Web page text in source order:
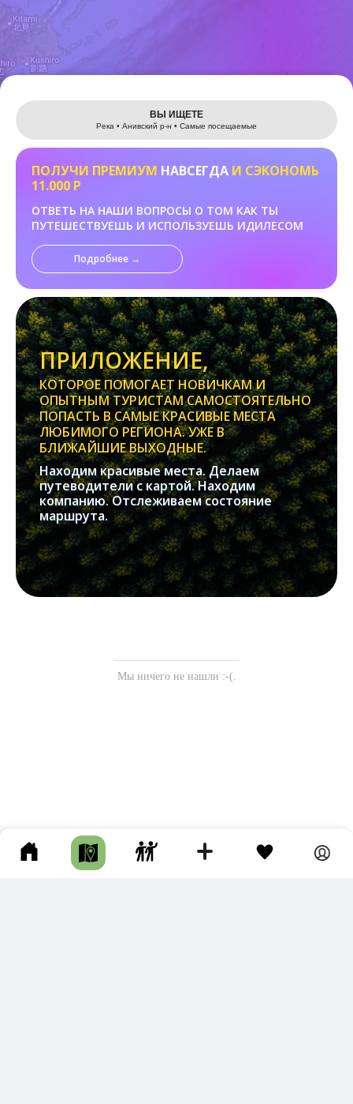
Leaflet
ВЫ ИЩЕТЕ
Река • Анивский р-н • Самые посещаемые
ПОЛУЧИ ПРЕМИУМ НАВСЕГДА И СЭКОНОМЬ
11.000 Р
ОТВЕТЬ НА НАШИ ВОПРОСЫ О ТОМ КАК ТЫ
ПУТЕШЕСТВУЕШЬ И ИСПОЛЬЗУЕШЬ ИДИЛЕСОМ
Подробнее →
ПРИЛОЖЕНИЕ,
КОТОРОЕ ПОМОГАЕТ НОВИЧКАМ И
ОПЫТНЫМ ТУРИСТАМ САМОСТОЯТЕЛЬНО
ПОПАСТЬ В САМЫЕ КРАСИВЫЕ МЕСТА
ЛЮБИМОГО РЕГИОНА. УЖЕ В
БЛИЖАЙШИЕ ВЫХОДНЫЕ.
Находим красивые места. Делаем
путеводители с картой. Находим
компанию. Отслеживаем состояние
маршрута.
Мы ничего не нашли :-(.